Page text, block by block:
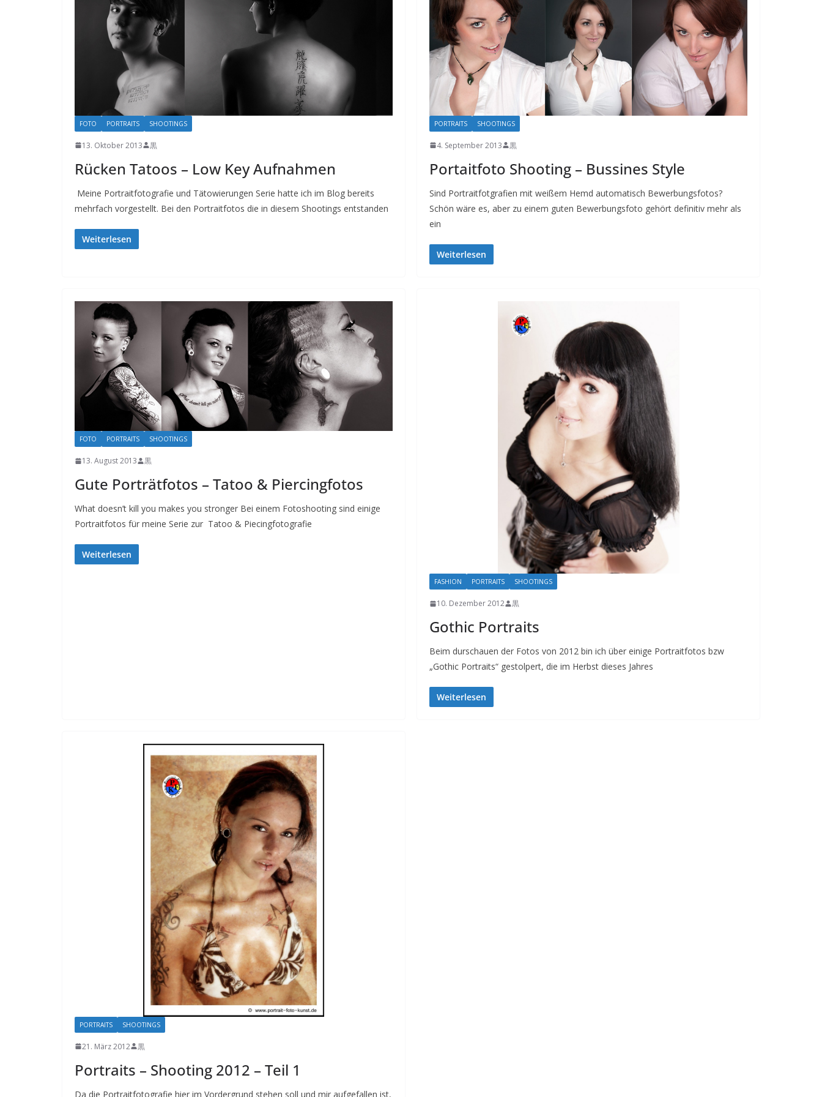
FOTO PORTRAITS SHOOTINGS
13. Oktober 2013 黒
Rücken Tatoos – Low Key Aufnahmen
Meine Portraitfotografie und Tätowierungen Serie hatte ich im Blog bereits
mehrfach vorgestellt. Bei den Portraitfotos die in diesem Shootings entstanden
Weiterlesen
PORTRAITS SHOOTINGS
4. September 2013 黒
Portaitfoto Shooting – Bussines Style
Sind Portraitfotgrafien mit weißem Hemd automatisch Bewerbungsfotos?
Schön wäre es, aber zu einem guten Bewerbungsfoto gehört definitiv mehr als
ein
Weiterlesen
FOTO PORTRAITS SHOOTINGS
13. August 2013 黒
Gute Porträtfotos – Tatoo & Piercingfotos
What doesn’t kill you makes you stronger Bei einem Fotoshooting sind einige
Portraitfotos für meine Serie zur Tatoo & Piecingfotografie
Weiterlesen
FASHION PORTRAITS SHOOTINGS
10. Dezember 2012 黒
Gothic Portraits
Beim durschauen der Fotos von 2012 bin ich über einige Portraitfotos bzw
„Gothic Portraits“ gestolpert, die im Herbst dieses Jahres
Weiterlesen
PORTRAITS SHOOTINGS
21. März 2012 黒
Portraits – Shooting 2012 – Teil 1
Da die Portraitfotografie hier im Vordergrund stehen soll und mir aufgefallen ist,